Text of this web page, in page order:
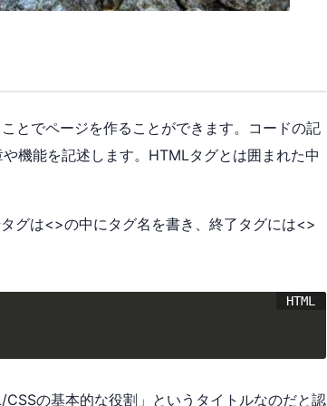
とでページを作ることができます。コードの記
機能を記述します。HTMLタグとは囲まれた中
グは<>の中にタグ名を書き、終了タグには<>
の基本的な役割」というタイトルなのだと認